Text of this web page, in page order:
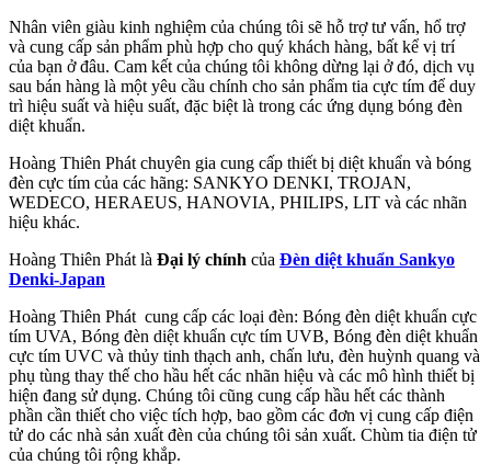
Nhân viên giàu kinh nghiệm của chúng tôi sẽ hỗ trợ tư vấn, hổ trợ
và cung cấp sản phẩm phù hợp cho quý khách hàng, bất kể vị trí
của bạn ở đâu. Cam kết của chúng tôi không dừng lại ở đó, dịch vụ
sau bán hàng là một yêu cầu chính cho sản phẩm tia cực tím để duy
trì hiệu suất và hiệu suất, đặc biệt là trong các ứng dụng bóng đèn
diệt khuẩn.
Hoàng Thiên Phát chuyên gia cung cấp thiết bị diệt khuẩn và bóng
đèn cực tím của các hãng: SANKYO DENKI, TROJAN,
WEDECO, HERAEUS, HANOVIA, PHILIPS, LIT và các nhãn
hiệu khác.
Hoàng Thiên Phát là Đại lý chính của Đèn diệt khuẩn Sankyo
Denki-Japan
Hoàng Thiên Phát cung cấp các loại đèn: Bóng đèn diệt khuẩn cực
tím UVA, Bóng đèn diệt khuẩn cực tím UVB, Bóng đèn diệt khuẩn
cực tím UVC và thủy tinh thạch anh, chấn lưu, đèn huỳnh quang và
phụ tùng thay thế cho hầu hết các nhãn hiệu và các mô hình thiết bị
hiện đang sử dụng. Chúng tôi cũng cung cấp hầu hết các thành
phần cần thiết cho việc tích hợp, bao gồm các đơn vị cung cấp điện
tử do các nhà sản xuất đèn của chúng tôi sản xuất. Chùm tia điện tử
của chúng tôi rộng khắp.